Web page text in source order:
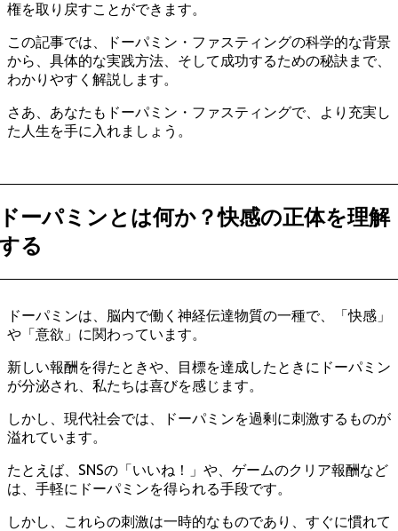
権を取り戻すことができます。
この記事では、ドーパミン・ファスティングの科学的な背景
から、具体的な実践方法、そして成功するための秘訣まで、
わかりやすく解説します。
さあ、あなたもドーパミン・ファスティングで、より充実し
た人生を手に入れましょう。
ーパミンとは何か？快感の正体を理解
る
ドーパミンは、脳内で働く神経伝達物質の一種で、「快感」
や「意欲」に関わっています。
新しい報酬を得たときや、目標を達成したときにドーパミン
が分泌され、私たちは喜びを感じます。
しかし、現代社会では、ドーパミンを過剰に刺激するものが
溢れています。
たとえば、SNSの「いいね！」や、ゲームのクリア報酬など
は、手軽にドーパミンを得られる手段です。
しかし、これらの刺激は一時的なものであり、すぐに慣れて